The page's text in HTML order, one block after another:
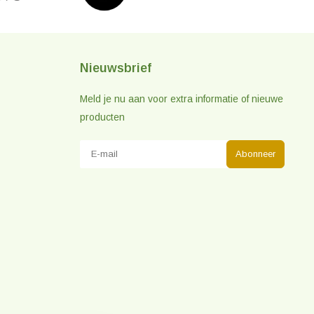
Nieuwsbrief
Meld je nu aan voor extra informatie of nieuwe
producten
Abonneer